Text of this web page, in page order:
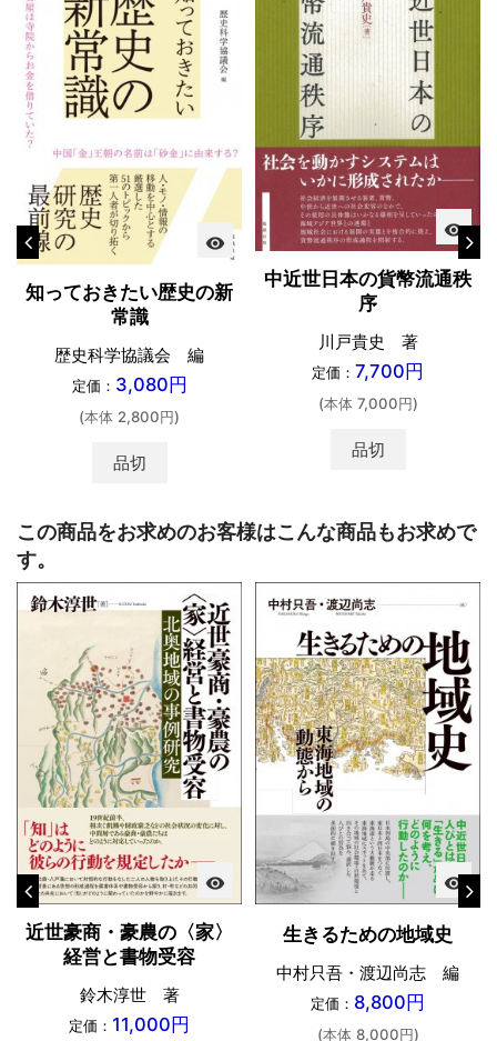
visibility
知っておきたい歴史の新
常識
歴史科学協議会 編
定価： 3,080円
(本体 2,800円)
品切
visibility
中近世日本の貨幣流通秩
序
川戸貴史 著
定価： 7,700円
(本体 7,000円)
品切
この商品をお求めのお客様はこんな商品もお求めで
す。
visibility
近世豪商・豪農の〈家〉
経営と書物受容
鈴木淳世 著
定価： 11,000円
visibility
生きるための地域史
中村只吾・渡辺尚志 編
定価： 8,800円
(本体 8,000円)